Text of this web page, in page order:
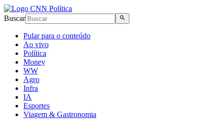
Buscar
Pular para o conteúdo
Ao vivo
Política
Money
WW
Agro
Infra
IA
Esportes
Viagem & Gastronomia